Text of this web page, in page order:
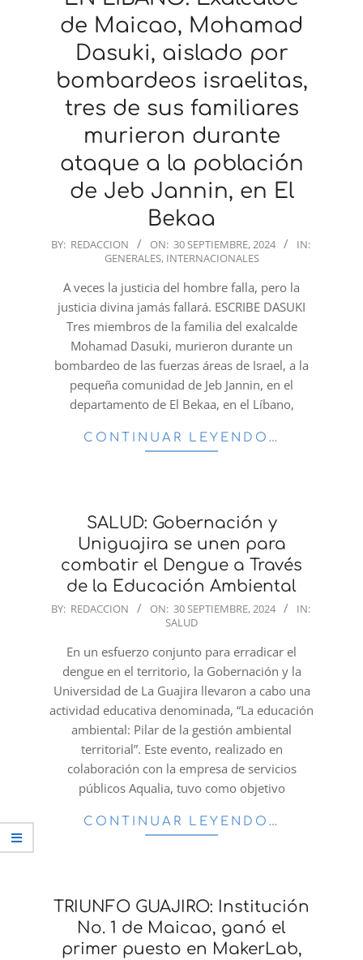
de Maicao, Mohamad
Dasuki, aislado por
bombardeos israelitas,
tres de sus familiares
murieron durante
ataque a la población
de Jeb Jannin, en El
Bekaa
2024-
BY: REDACCION ON: 30 SEPTIEMBRE, 2024
IN:
GENERALES, INTERNACIONALES
A veces la justicia del hombre falla, pero la
justicia divina jamás fallará. ESCRIBE DASUKI
Tres miembros de la familia del exalcalde
Mohamad Dasuki, murieron durante un
bombardeo de las fuerzas áreas de Israel, a la
pequeña comunidad de Jeb Jannin, en el
departamento de El Bekaa, en el Líbano,
CONTINUAR LEYENDO…
SALUD: Gobernación y
Uniguajira se unen para
combatir el Dengue a Través
de la Educación Ambiental
2024-
BY: REDACCION ON: 30 SEPTIEMBRE, 2024
IN:
SALUD
En un esfuerzo conjunto para erradicar el
dengue en el territorio, la Gobernación y la
Universidad de La Guajira llevaron a cabo una
actividad educativa denominada, “La educación
ambiental: Pilar de la gestión ambiental
territorial”. Este evento, realizado en
colaboración con la empresa de servicios
públicos Aqualia, tuvo como objetivo
CONTINUAR LEYENDO…
TRIUNFO GUAJIRO: Institución
No. 1 de Maicao, ganó el
primer puesto en MakerLab,